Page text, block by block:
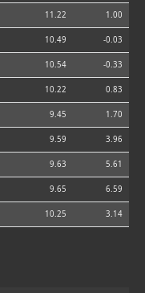
11.22 1.00
10.49 -0.03
10.54 -0.33
10.22 0.83
9.45 1.70
9.59 3.96
9.63 5.61
9.65 6.59
10.25 3.14